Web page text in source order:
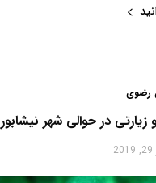
رضوی
در حوالی شهر نیشابور